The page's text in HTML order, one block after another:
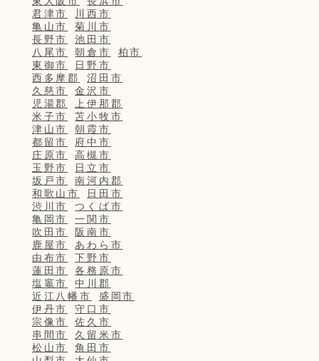
君津市
川西市
亀山市
菊川市
長野市
池田市
八尾市
朝倉市
柏市
東御市
日野市
西多摩郡
沼田市
久慈市
金沢市
児湯郡
上伊那郡
米子市
苫小牧市
津山市
朝霞市
都留市
府中市
庄原市
高槻市
玉野市
日立市
坂戸市
南河内郡
和歌山市
日田市
渋川市
つくば市
亀岡市
一関市
吹田市
阪南市
鹿屋市
あわら市
由布市
下野市
蓮田市
各務原市
塩竈市
中川郡
近江八幡市
盛岡市
伊丹市
守口市
宗像市
佐久市
串間市
久留米市
松山市
角田市